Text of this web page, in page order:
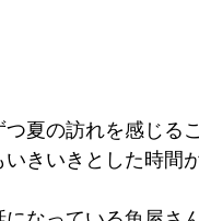
夏の訪れを感じ
きいきとした時間